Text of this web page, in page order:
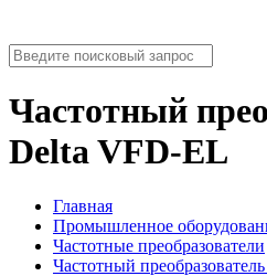
Частотный
Delta VFD-EL
Главная
Промышленное
Частотные преобразователи
Частотный